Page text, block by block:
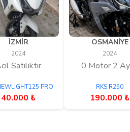
İZMİR
2024
Satılıktır
PRO
40.000 ₺
OSMANİYE
2024
0 Motor 2
RKS R250
190.000 ₺